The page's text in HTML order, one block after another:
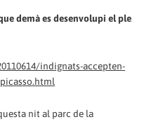
demà es desenvolupi el ple
indignats-accepten-
nit al parc de la